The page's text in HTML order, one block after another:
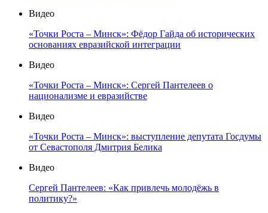
Видео
«Точки Роста – Минск»: Фёдор Гайда об исторических
основаниях евразийской интеграции
Видео
«Точки Роста – Минск»: Сергей Пантелеев о
национализме и евразийстве
Видео
«Точки Роста – Минск»: выступление депутата Госдумы
от Севастополя Дмитрия Белика
Видео
Сергей Пантелеев: «Как привлечь молодёжь в
политику?»